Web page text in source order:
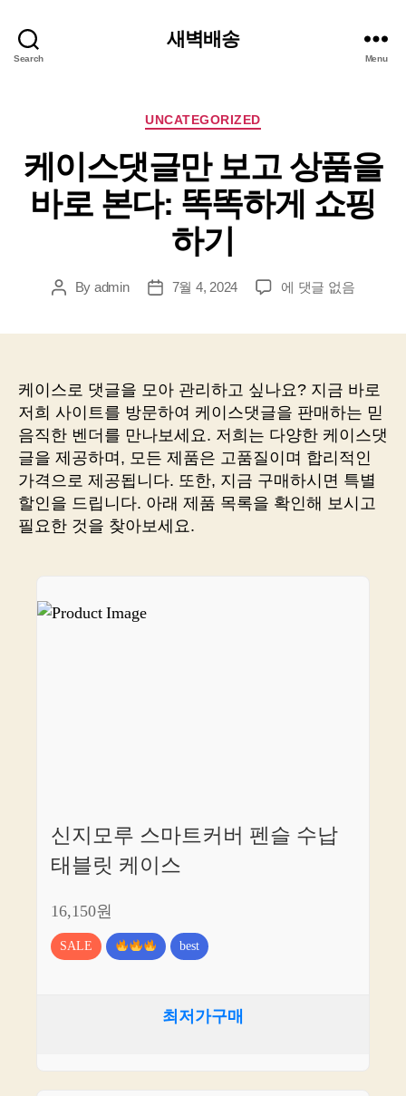
Search
새벽배송
Menu
Categories
UNCATEGORIZED
케이스댓글만 보고 상품을
바로 본다: 똑똑하게 쇼핑
하기
PostBy admin
Post7월 4, 2024
케
만
보
고
상
품
을
바
에 댓글 없음
케이스로 댓글을 모아 관리하고 싶나요? 지금 바로
저희 사이트를 방문하여 케이스댓글을 판매하는 믿
음직한 벤더를 만나보세요. 저희는 다양한 케이스댓
글을 제공하며, 모든 제품은 고품질이며 합리적인
가격으로 제공됩니다. 또한, 지금 구매하시면 특별
할인을 드립니다. 아래 제품 목록을 확인해 보시고
필요한 것을 찾아보세요.
신지모루 스마트커버 펜슬 수납
태블릿 케이스
16,150원
SALE best
최저가구매